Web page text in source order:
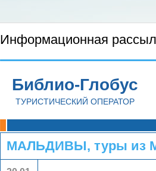
Информационная
Библио-Глобус
ТУРИСТИЧЕСКИЙ ОПЕРАТОР
МАЛЬДИВЫ, туры из